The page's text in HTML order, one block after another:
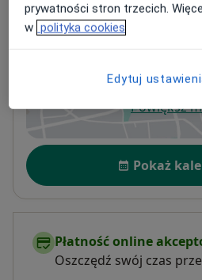
Centrum Terapii "Mały
Ludwika Kondratowicza 4,
Powiększ
Dostępność
Pokaż
Płatność online
Oszczędź swój czas
prywatności stron trzecich.
w polityka cookies
Edytuj